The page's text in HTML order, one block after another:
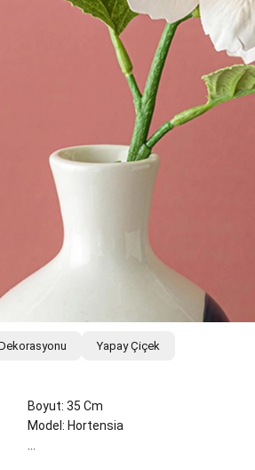
Yapay Çiçek
Boyut: 35 Cm
Model: Hortensia